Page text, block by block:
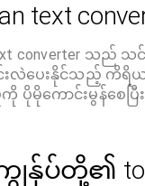
text
converter သည်
းလဲပေးနိုင်သည့် ကိရိ
မိုကောင်းမွန်စေပြီ
ျွန်ုပ်တို့၏